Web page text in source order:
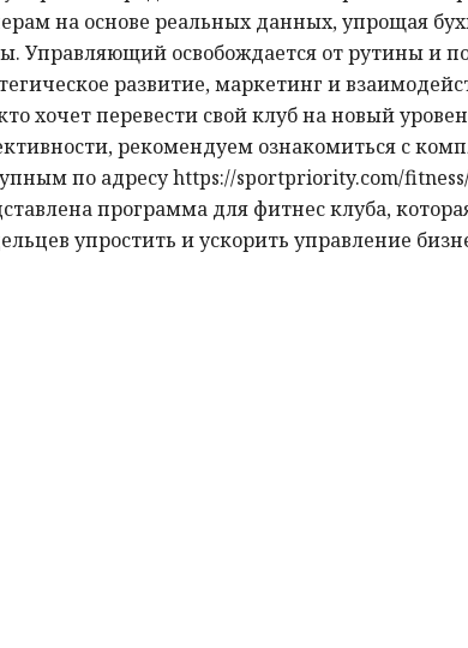
на основе реальных данных, упрощая
Управляющий освобождается от рутины и
развитие, маркетинг и
хочет перевести свой клуб на новый
рекомендуем ознакомиться с
по адресу https://sportpriority.com/
программа для фитнес клуба,
упростить и ускорить управление